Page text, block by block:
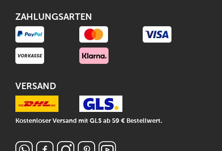
ZAHLUNGSARTEN
VERSAND
Kostenloser Versand mit GLS ab 59 € Bestellwert.